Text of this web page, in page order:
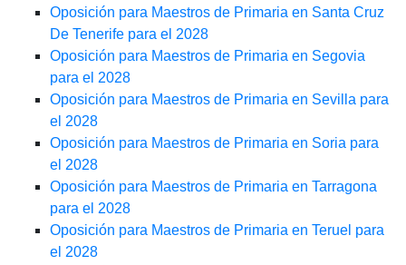
Oposición para Maestros de Primaria en Santa Cruz
De Tenerife para el 2028
Oposición para Maestros de Primaria en Segovia
para el 2028
Oposición para Maestros de Primaria en Sevilla para
el 2028
Oposición para Maestros de Primaria en Soria para
el 2028
Oposición para Maestros de Primaria en Tarragona
para el 2028
Oposición para Maestros de Primaria en Teruel para
el 2028